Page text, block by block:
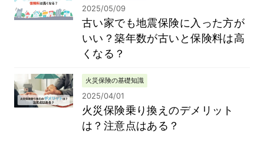
2025/05/09
古い家でも地震保険に入った方が
いい？築年数が古いと保険料は高
くなる？
火災保険の基礎知識
2025/04/01
火災保険乗り換えのデメリット
は？注意点はある？